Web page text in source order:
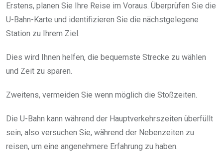
Erstens, planen Sie Ihre Reise im Voraus. Überprüfen Sie die
U-Bahn-Karte und identifizieren Sie die nächstgelegene
Station zu Ihrem Ziel.
Dies wird Ihnen helfen, die bequemste Strecke zu wählen
und Zeit zu sparen.
Zweitens, vermeiden Sie wenn möglich die Stoßzeiten.
Die U-Bahn kann während der Hauptverkehrszeiten überfüllt
sein, also versuchen Sie, während der Nebenzeiten zu
reisen, um eine angenehmere Erfahrung zu haben.